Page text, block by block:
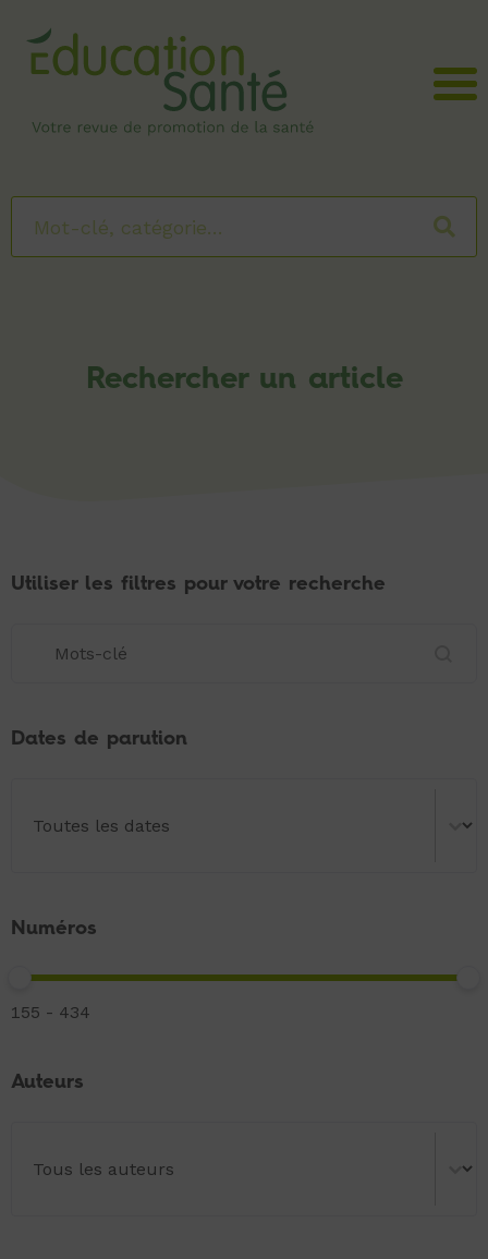
Menu
Rechercher un article
Utiliser les filtres pour votre recherche
Dates de parution
Numéros
Numéros
155 - 434
Auteurs